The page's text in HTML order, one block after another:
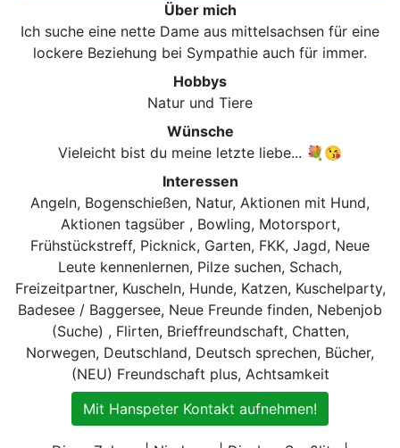
Über mich
Ich suche eine nette Dame aus mittelsachsen für eine
lockere Beziehung bei Sympathie auch für immer.
Hobbys
Natur und Tiere
Wünsche
Vieleicht bist du meine letzte liebe... 💐😘
Interessen
Angeln, Bogenschießen, Natur, Aktionen mit Hund,
Aktionen tagsüber , Bowling, Motorsport,
Frühstückstreff, Picknick, Garten, FKK, Jagd, Neue
Leute kennenlernen, Pilze suchen, Schach,
Freizeitpartner, Kuscheln, Hunde, Katzen, Kuschelparty,
Badesee / Baggersee, Neue Freunde finden, Nebenjob
(Suche) , Flirten, Brieffreundschaft, Chatten,
Norwegen, Deutschland, Deutsch sprechen, Bücher,
(NEU) Freundschaft plus, Achtsamkeit
Mit Hanspeter Kontakt aufnehmen!